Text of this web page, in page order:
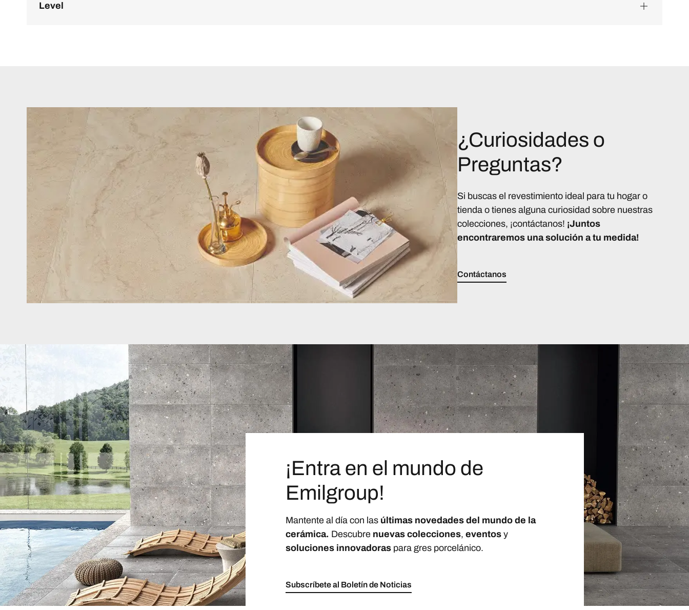
Level
¿Curiosidades o
Preguntas?
Si buscas el revestimiento ideal para tu hogar o
tienda o tienes alguna curiosidad sobre nuestras
colecciones, ¡contáctanos! ¡Juntos
encontraremos una solución a tu medida!
Contáctanos
¡Entra en el mundo de
Emilgroup!
Mantente al día con las últimas novedades del mundo de la
cerámica. Descubre nuevas colecciones, eventosy
soluciones innovadoraspara gres porcelánico.
Subscríbete al Boletín de Noticias